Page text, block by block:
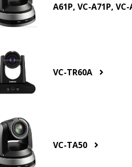
A61P, VC-A71P,
VC-TR60A
VC-TA50